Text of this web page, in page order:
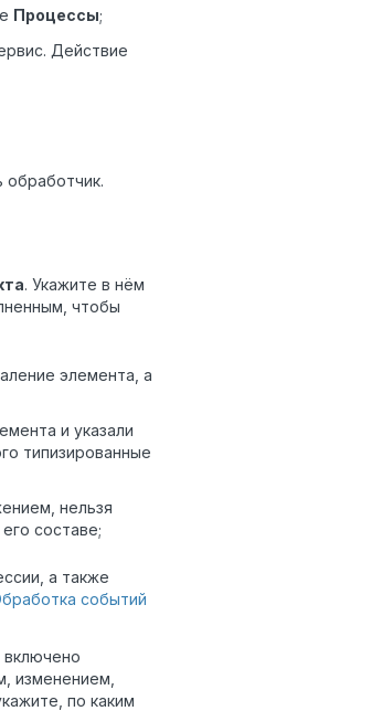
Процессы;
Действие
обработчик.
. Укажите в нём
чтобы
элемента, а
и указали
типизированные
нельзя
составе;
а также
событий
включено
изменением,
по каким